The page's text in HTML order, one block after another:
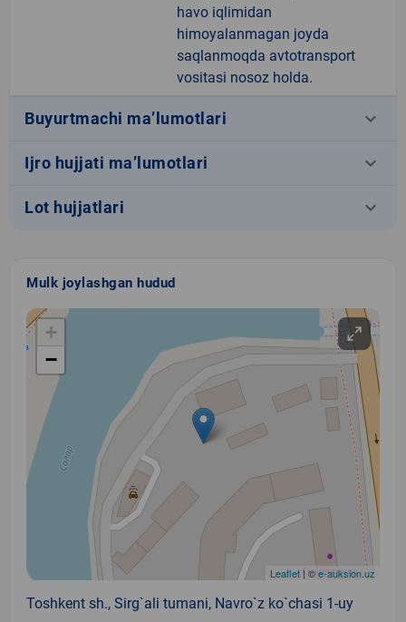
havo iqlimidan
himoyalanmagan joyda
saqlanmoqda avtotransport
vositasi nosoz holda.
Buyurtmachi ma’lumotlari keyboard_arrow_down
Ijro hujjati ma’lumotlari keyboard_arrow_down
Lot hujjatlari keyboard_arrow_down
Mulk joylashgan hudud
+
−
Leaflet| ©e-auksion.uz
Toshkent sh., Sirg`ali tumani, Navro`z ko`chasi 1-uy